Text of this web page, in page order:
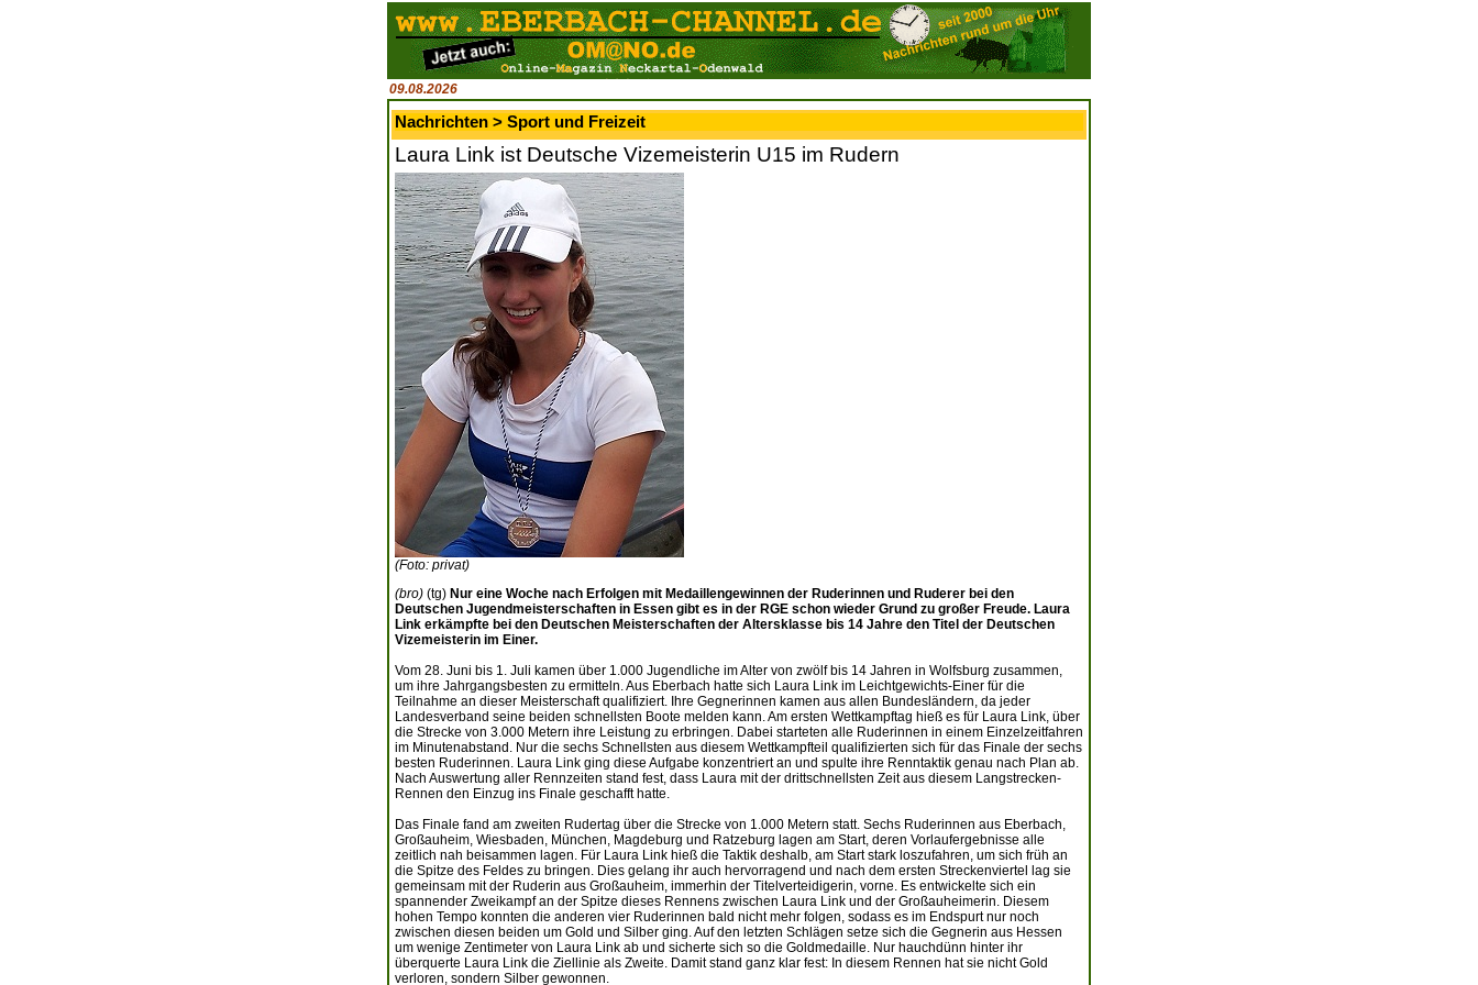
09.08.2026
Nachrichten > Sport und Freizeit
Laura Link ist Deutsche Vizemeisterin U15 im Rudern
(Foto: privat)
(bro) (tg) Nur eine Woche nach Erfolgen mit Medaillengewinnen der Ruderinnen und Ruderer bei den
Deutschen Jugendmeisterschaften in Essen gibt es in der RGE schon wieder Grund zu großer Freude. Laura
Link erkämpfte bei den Deutschen Meisterschaften der Altersklasse bis 14 Jahre den Titel der Deutschen
Vizemeisterin im Einer.
Vom 28. Juni bis 1. Juli kamen über 1.000 Jugendliche im Alter von zwölf bis 14 Jahren in Wolfsburg zusammen,
um ihre Jahrgangsbesten zu ermitteln. Aus Eberbach hatte sich Laura Link im Leichtgewichts-Einer für die
Teilnahme an dieser Meisterschaft qualifiziert. Ihre Gegnerinnen kamen aus allen Bundesländern, da jeder
Landesverband seine beiden schnellsten Boote melden kann. Am ersten Wettkampftag hieß es für Laura Link, über
die Strecke von 3.000 Metern ihre Leistung zu erbringen. Dabei starteten alle Ruderinnen in einem Einzelzeitfahren
im Minutenabstand. Nur die sechs Schnellsten aus diesem Wettkampfteil qualifizierten sich für das Finale der sechs
besten Ruderinnen. Laura Link ging diese Aufgabe konzentriert an und spulte ihre Renntaktik genau nach Plan ab.
Nach Auswertung aller Rennzeiten stand fest, dass Laura mit der drittschnellsten Zeit aus diesem Langstrecken-
Rennen den Einzug ins Finale geschafft hatte.
Das Finale fand am zweiten Rudertag über die Strecke von 1.000 Metern statt. Sechs Ruderinnen aus Eberbach,
Großauheim, Wiesbaden, München, Magdeburg und Ratzeburg lagen am Start, deren Vorlaufergebnisse alle
zeitlich nah beisammen lagen. Für Laura Link hieß die Taktik deshalb, am Start stark loszufahren, um sich früh an
die Spitze des Feldes zu bringen. Dies gelang ihr auch hervorragend und nach dem ersten Streckenviertel lag sie
gemeinsam mit der Ruderin aus Großauheim, immerhin der Titelverteidigerin, vorne. Es entwickelte sich ein
spannender Zweikampf an der Spitze dieses Rennens zwischen Laura Link und der Großauheimerin. Diesem
hohen Tempo konnten die anderen vier Ruderinnen bald nicht mehr folgen, sodass es im Endspurt nur noch
zwischen diesen beiden um Gold und Silber ging. Auf den letzten Schlägen setze sich die Gegnerin aus Hessen
um wenige Zentimeter von Laura Link ab und sicherte sich so die Goldmedaille. Nur hauchdünn hinter ihr
überquerte Laura Link die Ziellinie als Zweite. Damit stand ganz klar fest: In diesem Rennen hat sie nicht Gold
verloren, sondern Silber gewonnen.